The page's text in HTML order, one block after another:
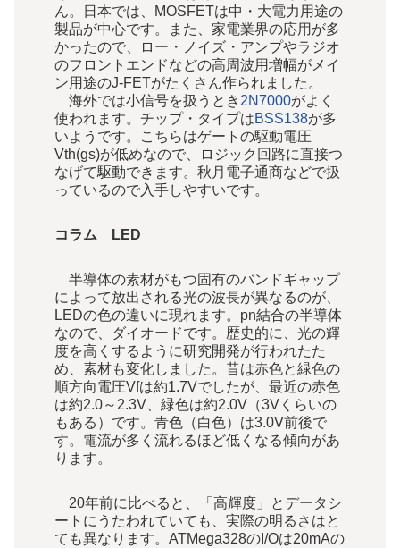
ん。日本では、MOSFETは中・大電力用途の
製品が中心です。また、家電業界の応用が多
かったので、ロー・ノイズ・アンプやラジオ
のフロントエンドなどの高周波用増幅がメイ
ン用途のJ-FETがたくさん作られました。
海外では小信号を扱うとき 2N7000がよく
使われます。チップ・タイプはBSS138が多
いようです。こちらはゲートの駆動電圧
Vth(gs)が低めなので、ロジック回路に直接つ
なげて駆動できます。秋月電子通商などで扱
っているので入手しやすいです。
コラム LED
半導体の素材がもつ固有のバンドギャップ
によって放出される光の波長が異なるのが、
LEDの色の違いに現れます。pn結合の半導体
なので、ダイオードです。歴史的に、光の輝
度を高くするように研究開発が行われたた
め、素材も変化しました。昔は赤色と緑色の
順方向電圧Vfは約1.7Vでしたが、最近の赤色
は約2.0～2.3V、緑色は約2.0V（3Vくらいの
もある）です。青色（白色）は3.0V前後で
す。電流が多く流れるほど低くなる傾向があ
ります。
20年前に比べると、「高輝度」とデータシ
ートにうたわれていても、実際の明るさはと
ても異なります。ATMega328のI/Oは20mAの